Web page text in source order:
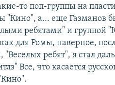
то поп-группы на
"Кино", а... еще Газманов
ребятами" и группой
для Ромы, наверное,
"Веселых ребят", я стал
Все, что касается